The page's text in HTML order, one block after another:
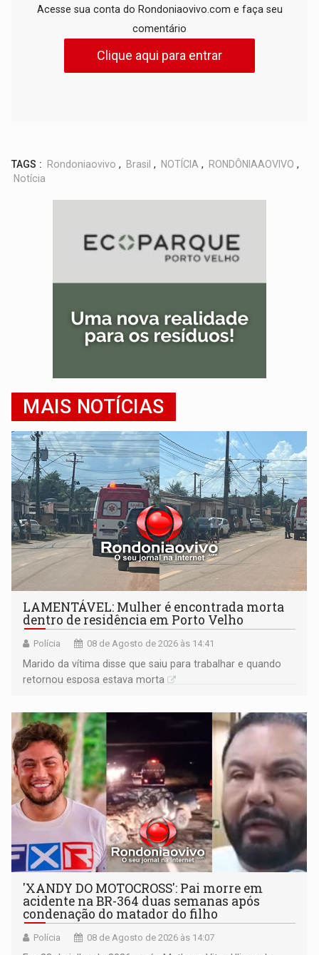
Acesse sua conta do Rondoniaovivo.com e faça seu
comentário
Clique aqui para entrar
TAGS : Rondoniaovivo , Brasil , NOTÍCIA , RONDÔNIAAOVIVO ,
Notícia
MAIS NOTÍCIAS
LAMENTÁVEL: Mulher é encontrada morta
dentro de residência em Porto Velho
Polícia 08 de Agosto de 2026 às 14:41
Marido da vítima disse que saiu para trabalhar e quando
retornou esposa estava morta
'XANDY DO MOTOCROSS': Pai morre em
acidente na BR-364 duas semanas após
condenação do matador do filho
Polícia 08 de Agosto de 2026 às 14:07